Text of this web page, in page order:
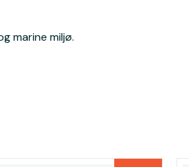
marine miljø.